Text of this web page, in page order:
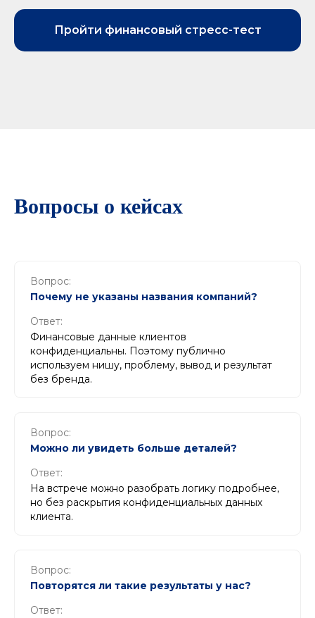
Пройти финансовый стресс-тест
Вопросы о кейсах
Вопрос:
Почему не указаны названия компаний?
Ответ:
Финансовые данные клиентов
конфиденциальны. Поэтому публично
используем нишу, проблему, вывод и результат
без бренда.
Вопрос:
Можно ли увидеть больше деталей?
Ответ:
На встрече можно разобрать логику подробнее,
но без раскрытия конфиденциальных данных
клиента.
Вопрос:
Повторятся ли такие результаты у нас?
Ответ: